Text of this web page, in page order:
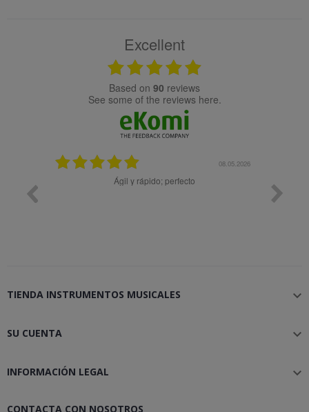
Excellent
based on 90 reviews
see some of the reviews here.
08.05.2026
Ágil y rápido; perfecto
TIENDA INSTRUMENTOS MUSICALES 
SU CUENTA 
INFORMACIÓN LEGAL 
CONTACTA CON NOSOTROS